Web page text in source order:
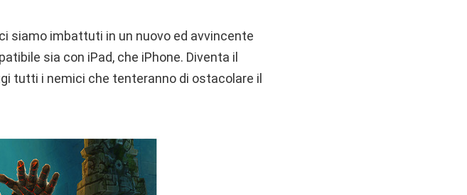
siamo imbattuti in un nuovo ed avvincente
sia con iPad, che iPhone. Diventa il
tutti i nemici che tenteranno di ostacolare il